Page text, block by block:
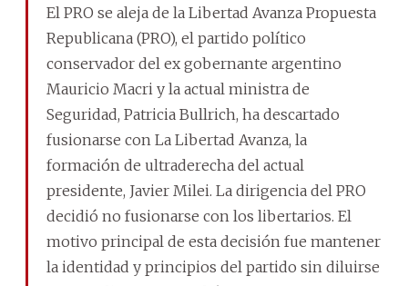
El PRO se aleja de la Libertad Avanza Propuesta
Republicana (PRO), el partido político
conservador del ex gobernante argentino
Mauricio Macri y la actual ministra de
Seguridad, Patricia Bullrich, ha descartado
fusionarse con La Libertad Avanza, la
formación de ultraderecha del actual
presidente, Javier Milei. La dirigencia del PRO
decidió no fusionarse con los libertarios. El
motivo principal de esta decisión fue mantener
la identidad y principios del partido sin diluirse